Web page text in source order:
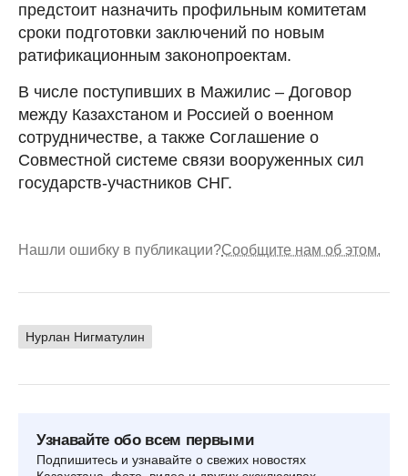
предстоит назначить профильным комитетам
сроки подготовки заключений по новым
ратификационным законопроектам.
В числе поступивших в Мажилис – Договор
между Казахстаном и Россией о военном
сотрудничестве, а также Соглашение о
Совместной системе связи вооруженных сил
государств-участников СНГ.
Нашли ошибку в публикации?Сообщите нам об этом.
Нурлан Нигматулин
Узнавайте обо всем первыми
Подпишитесь и узнавайте о свежих новостях